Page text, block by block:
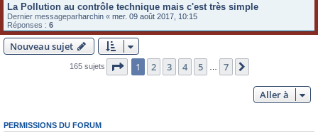
La Pollution au contrôle technique mais c'est très simple
Dernier messageparharchin « mer. 09 août 2017, 10:15
Réponses : 6
Nouveau sujet
165 sujets Page 1sur7
1 2 3 4 5 7
Aller à
PERMISSIONS DU FORUM